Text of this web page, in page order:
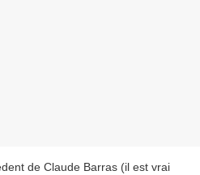
de Claude Barras (il est vrai